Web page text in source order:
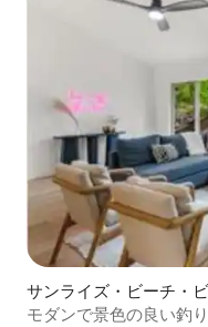
サンライズ・ビーチ・
モダンで景色の良い釣